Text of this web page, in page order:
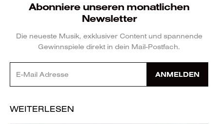
Abonniere unseren monatlichen
Newsletter
Die neueste Musik, exklusiver Content und spannende
Gewinnspiele direkt in dein Mail-Postfach.
ANMELDEN
WEITERLESEN